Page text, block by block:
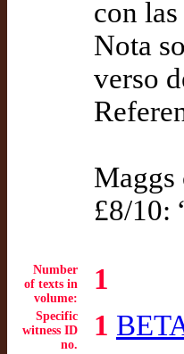
con
Nota
verso
Maggs
£8/10:
Number
of texts in
volume:
1
Specific
witness ID
no.
1